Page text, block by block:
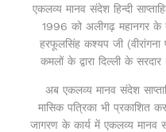
एकलव्य मानव संदेश हिन्दी
1996 को अलीगढ़ महानगर के
हरफूलसिंह कश्यप जी
कमलों के द्वारा दिल्ली के
अब एकलव्य मानव संदेश
मासिक पत्रिका भी प्रकाशित
जागरण के कार्य में एकलव्य मानव